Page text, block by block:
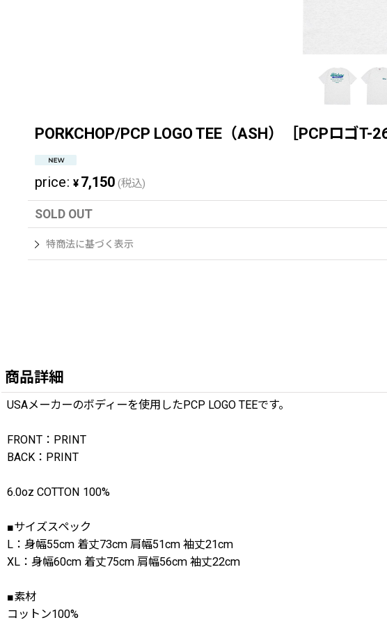
PORKCHOP/PCP LOGO TEE（ASH）［PCPロゴT-
price: ¥ 7,150 (税込)
SOLD OUT
特商法に基づく表示
商品詳細
USAメーカーのボディーを使用したPCP LOGO TEEです。
FRONT：PRINT
BACK：PRINT
6.0oz COTTON 100%
■サイズスペック
L：身幅55cm 着丈73cm 肩幅51cm 袖丈21cm
XL：身幅60cm 着丈75cm 肩幅56cm 袖丈22cm
■素材
コットン100%